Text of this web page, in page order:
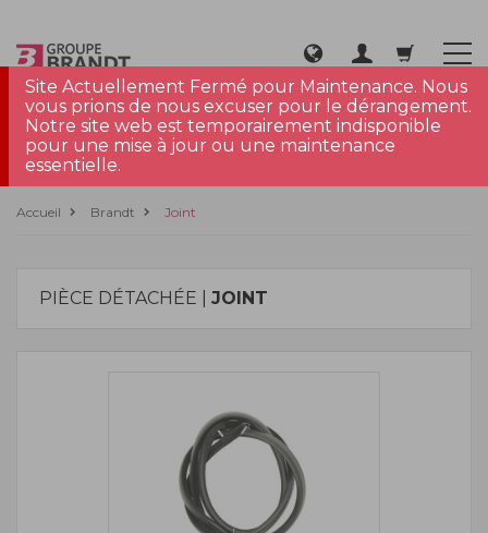
Site Actuellement Fermé pour Maintenance. Nous
vous prions de nous excuser pour le dérangement.
Notre site web est temporairement indisponible
pour une mise à jour ou une maintenance
essentielle.
Accueil Brandt Joint
PIÈCE DÉTACHÉE | JOINT